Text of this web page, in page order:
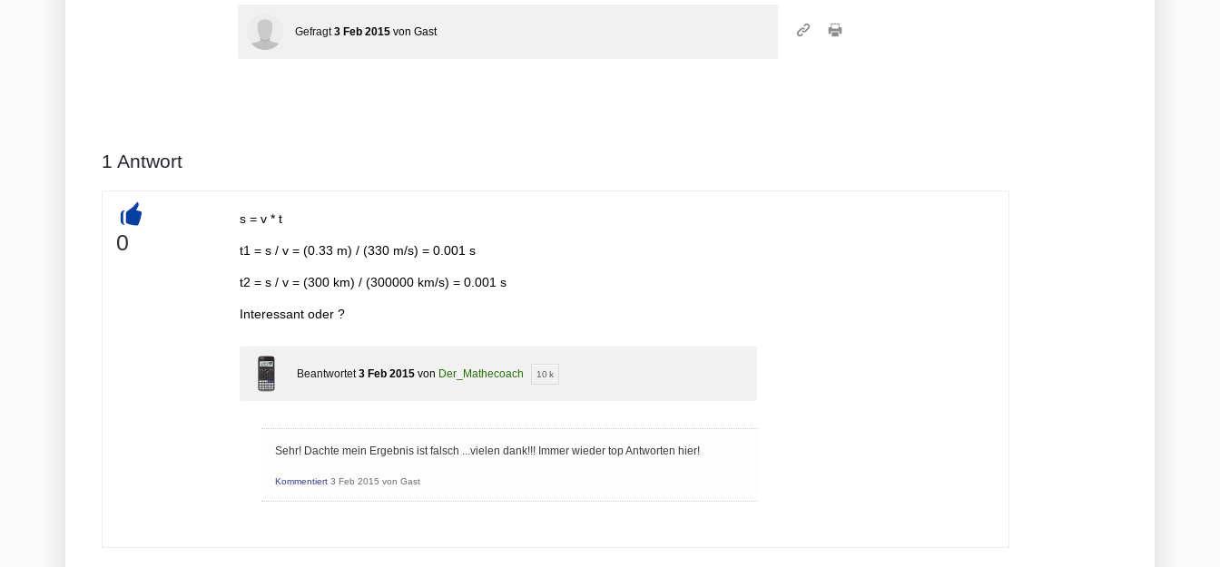
Gefragt 3 Feb 2015 von Gast
1 Antwort
+
0
s = v * t
t1 = s / v = (0.33 m) / (330 m/s) = 0.001 s
t2 = s / v = (300 km) / (300000 km/s) = 0.001 s
Interessant oder ?
Beantwortet 3 Feb 2015 von Der_Mathecoach 10 k
Sehr! Dachte mein Ergebnis ist falsch ...vielen dank!!! Immer wieder top Antworten hier!
Kommentiert 3 Feb 2015 von Gast